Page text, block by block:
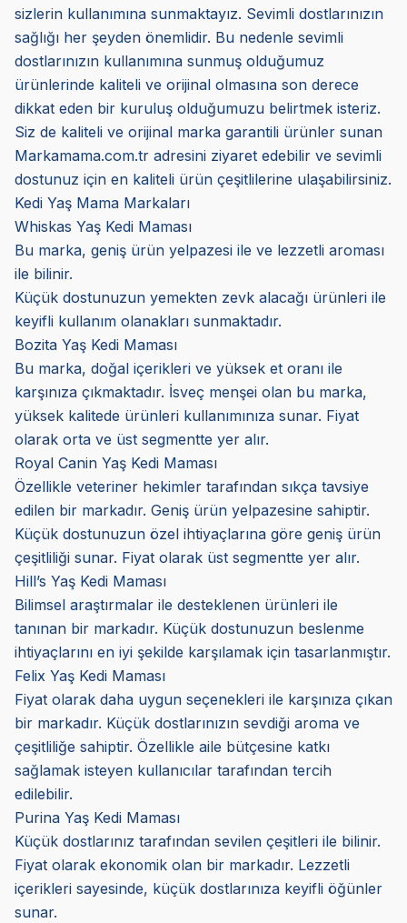
sizlerin kullanımına sunmaktayız. Sevimli dostlarınızın
sağlığı her şeyden önemlidir. Bu nedenle sevimli
dostlarınızın kullanımına sunmuş olduğumuz
ürünlerinde kaliteli ve orijinal olmasına son derece
dikkat eden bir kuruluş olduğumuzu belirtmek isteriz.
Siz de kaliteli ve orijinal marka garantili ürünler sunan
Markamama.com.tr adresini ziyaret edebilir ve sevimli
dostunuz için en kaliteli ürün çeşitlilerine ulaşabilirsiniz.
Kedi Yaş Mama Markaları
Whiskas Yaş Kedi Maması
Bu marka, geniş ürün yelpazesi ile ve lezzetli aroması
ile bilinir.
Küçük dostunuzun yemekten zevk alacağı ürünleri ile
keyifli kullanım olanakları sunmaktadır.
Bozita Yaş Kedi Maması
Bu marka, doğal içerikleri ve yüksek et oranı ile
karşınıza çıkmaktadır. İsveç menşei olan bu marka,
yüksek kalitede ürünleri kullanımınıza sunar. Fiyat
olarak orta ve üst segmentte yer alır.
Royal Canin Yaş Kedi Maması
Özellikle veteriner hekimler tarafından sıkça tavsiye
edilen bir markadır. Geniş ürün yelpazesine sahiptir.
Küçük dostunuzun özel ihtiyaçlarına göre geniş ürün
çeşitliliği sunar. Fiyat olarak üst segmentte yer alır.
Hill’s Yaş Kedi Maması
Bilimsel araştırmalar ile desteklenen ürünleri ile
tanınan bir markadır. Küçük dostunuzun beslenme
ihtiyaçlarını en iyi şekilde karşılamak için tasarlanmıştır.
Felix Yaş Kedi Maması
Fiyat olarak daha uygun seçenekleri ile karşınıza çıkan
bir markadır. Küçük dostlarınızın sevdiği aroma ve
çeşitliliğe sahiptir. Özellikle aile bütçesine katkı
sağlamak isteyen kullanıcılar tarafından tercih
edilebilir.
Purina Yaş Kedi Maması
Küçük dostlarınız tarafından sevilen çeşitleri ile bilinir.
Fiyat olarak ekonomik olan bir markadır. Lezzetli
içerikleri sayesinde, küçük dostlarınıza keyifli öğünler
sunar.